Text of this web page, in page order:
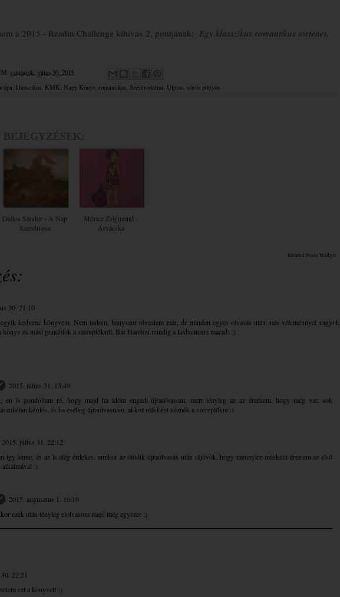
a 2015 - Readin Challenge kihívás 2. pontjának: Egy klasszikus romantikus történet.
csütörtök, július 30, 2015
, klasszikus, KMK, Nagy Könyv, romantikus, Szépirodalmi, Ulpius, vörös pöttyös
Dallos Sándor - A Nap
Szerelmese
Móricz Zsigmond -
Árvácska
Related Posts Widget
30. 21:10
kedvenc könyvem. Nem tudom, hányszor olvastam már, de minden egyes olvasás után más véleménnyel vagyok
könyv és mást gondolok a szereplőkről. Bár Hareton mindig a kedvencem marad! :)
2015. július 31. 15:49
én is gondoltam rá, hogy majd ha időm engedi újraolvasom, mert tényleg az az érzésem, hogy még van sok
kérdés, és ha esetleg újraolvasnám, akkor másként néznék a szereplőkre :)
2015. július 31. 22:12
így lenne, és az is elég érdekes, amikor az ötödik újraolvasás után rájövök, hogy mennyire másként éreztem az első
alkalmával :)
2015. augusztus 1. 10:10
ezek után tényleg elolvasom majd még egyszer :)
22:21
ezt a könyvet! :)